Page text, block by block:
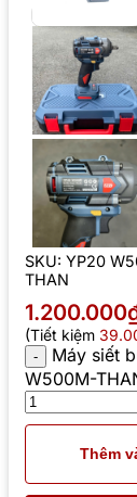
SKU: YP20
THAN
(Tiết kiệm
Máy siết
W500M-
Thêm